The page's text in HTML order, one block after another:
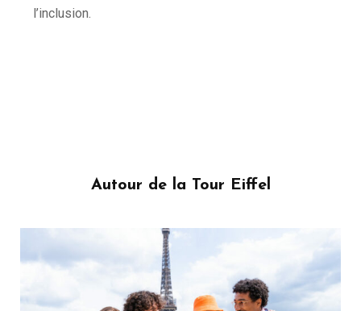
l’inclusion.
Autour de la Tour Eiffel